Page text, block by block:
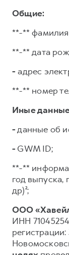
Общие:
**-**
**-** дата
- адрес
**-** номер
Иные
-данные об
- GWM ID;
**-**
год выпуска,
др)²;
ООО
ИНН
регистрации: